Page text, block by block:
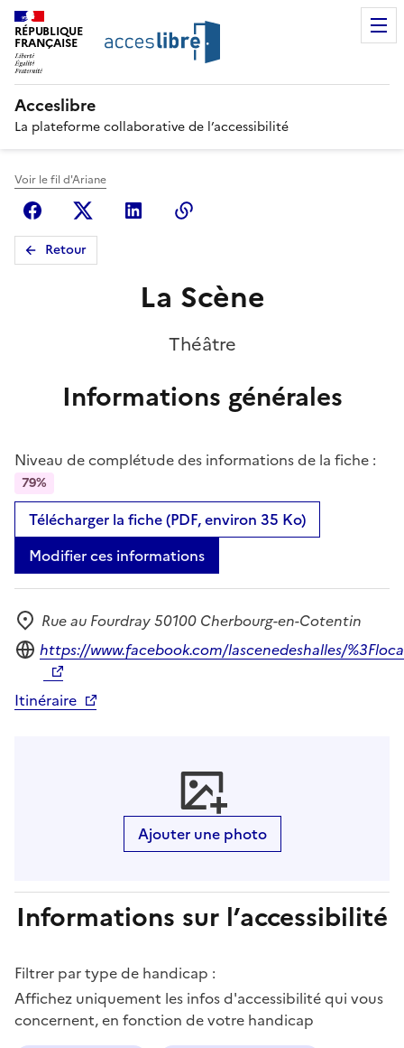
RÉPUBLIQUE
FRANÇAISE
Acceslibre
La plateforme collaborative de l’accessibilité
Voir le fil d'Ariane
FacebookX (anciennement Twitter)
Linkedin
Retour
La Scène
Théâtre
Informations générales
Niveau de complétude des informations de la fiche :
79%
Télécharger la fiche (PDF, environ 35 Ko)
Modifier ces informations
Adresse
Rue au Fourdray 50100 Cherbourg-en-Cotentin
Site internet
https://www.facebook.com/lascenedeshalles/
Itinéraire
Ajouter une photo
Informations sur l’accessibilité
Filtrer par type de handicap :
Affichez uniquement les infos d'accessibilité qui vous
concernent, en fonction de votre handicap